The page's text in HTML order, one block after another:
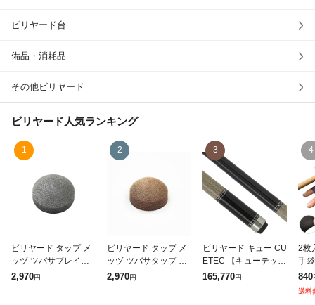
ビリヤード台
備品・消耗品
その他ビリヤード
ビリヤード 人気ランキング
1
ビリヤード タップ メ
ッヅ ツバサブレイク
タップ 樹脂系タップ
2,970円
2
ビリヤード タップ メ
ッヅ ツバサタップ 樹
脂系タップ
2,970円
3
ビリヤード キュー CU
ETEC 【キューテッ
ク】95-109 トゥルー
165,770円
4
2枚
手
ー
出
840
送料
除外ワード